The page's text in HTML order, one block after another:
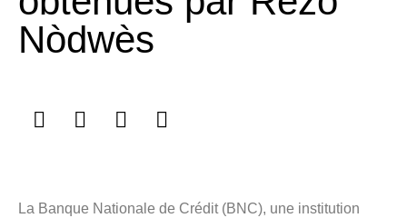
Nòdwès
La Banque Nationale de Crédit (BNC), une institution